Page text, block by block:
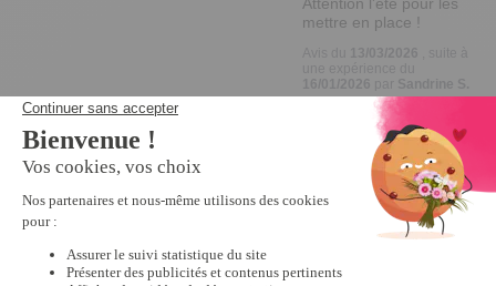
mettre en place !
Signaler
Réponse de
tempsl.fr
Bonjour
Sandrine,